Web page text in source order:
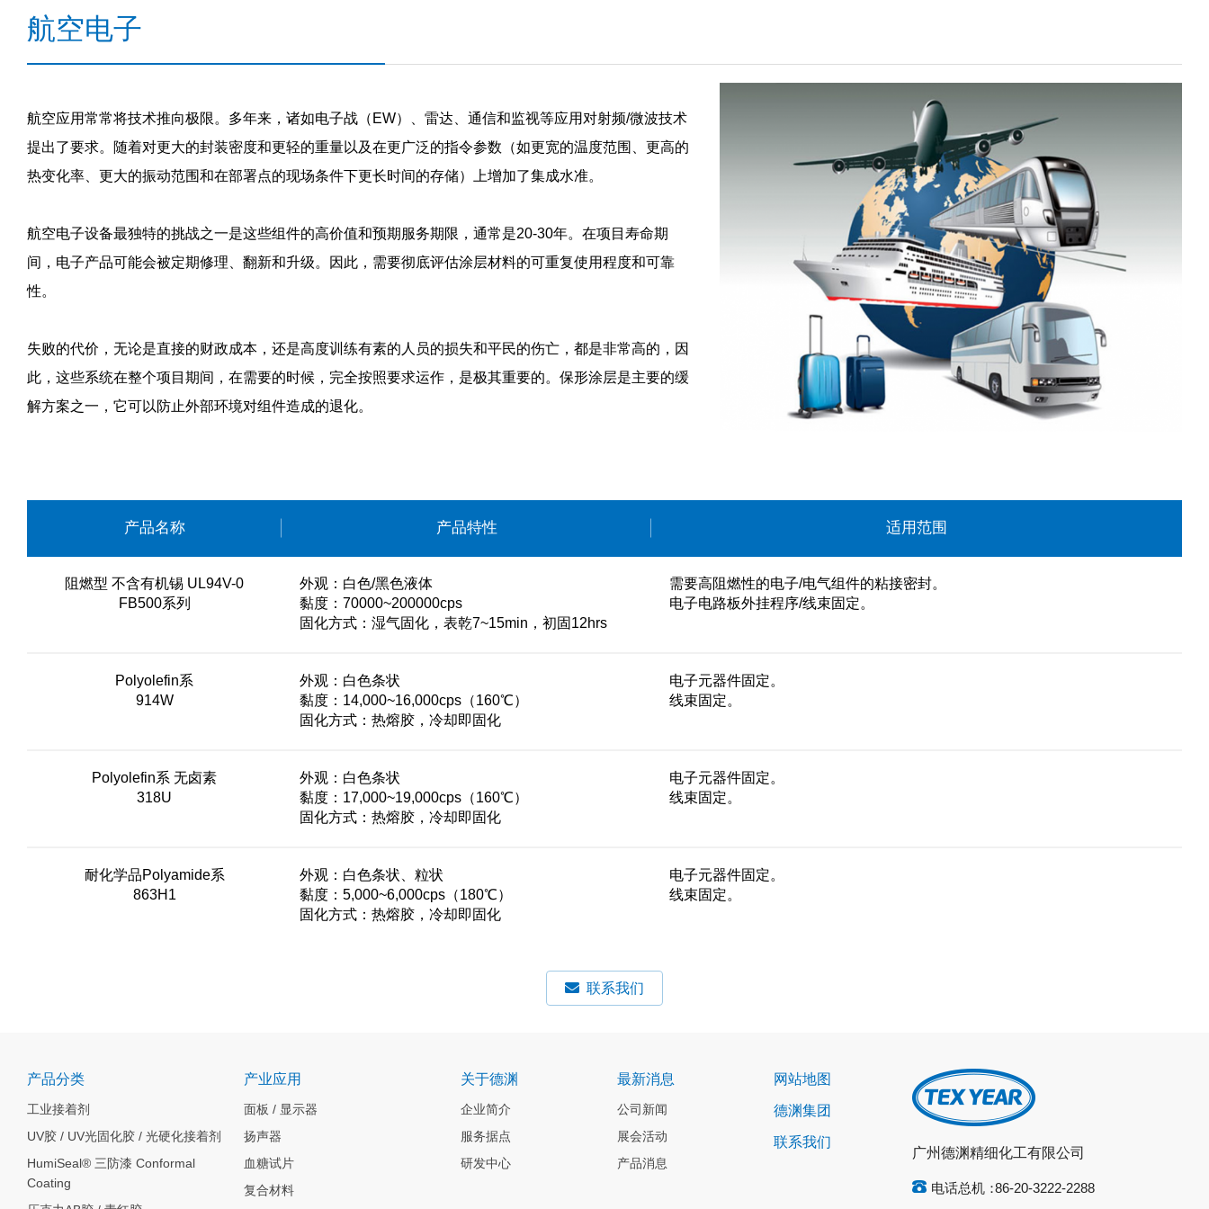
航空电子
航空应用常常将技术推向极限。多年来，诸如电子战（EW）、雷达、通信和监视等应用对射频/微波技术
提出了要求。随着对更大的封装密度和更轻的重量以及在更广泛的指令参数（如更宽的温度范围、更高的
热变化率、更大的振动范围和在部署点的现场条件下更长时间的存储）上增加了集成水准。
航空电子设备最独特的挑战之一是这些组件的高价值和预期服务期限，通常是20-30年。在项目寿命期
间，电子产品可能会被定期修理、翻新和升级。因此，需要彻底评估涂层材料的可重复使用程度和可靠
性。
失败的代价，无论是直接的财政成本，还是高度训练有素的人员的损失和平民的伤亡，都是非常高的，因
此，这些系统在整个项目期间，在需要的时候，完全按照要求运作，是极其重要的。保形涂层是主要的缓
解方案之一，它可以防止外部环境对组件造成的退化。
产品名称 产品特性 适用范围
阻燃型 不含有机锡 UL94V-0
FB500系列
外观：白色/黑色液体
黏度：70000~200000cps
固化方式：湿气固化，表乾7~15min，初固12hrs
需要高阻燃性的电子/电气组件的粘接密封。
电子电路板外挂程序/线束固定。
Polyolefin系
914W
外观：白色条状
黏度：14,000~16,000cps（160℃）
固化方式：热熔胶，冷却即固化
电子元器件固定。
线束固定。
Polyolefin系 无卤素
318U
外观：白色条状
黏度：17,000~19,000cps（160℃）
固化方式：热熔胶，冷却即固化
电子元器件固定。
线束固定。
耐化学品Polyamide系
863H1
外观：白色条状、粒状
黏度：5,000~6,000cps（180℃）
固化方式：热熔胶，冷却即固化
电子元器件固定。
线束固定。
联系我们
广州德渊精细化工有限公司
电话总机：86-20-3222-2288
产品分类
工业接着剂
UV胶 / UV光固化胶 / 光硬化接着剂
HumiSeal® 三防漆 Conformal
Coating
产业应用
面板 / 显示器
扬声器
血糖试片
复合材料
关于德渊
企业简介
服务据点
研发中心
最新消息
公司新闻
展会活动
产品消息
网站地图
德渊集团
联系我们